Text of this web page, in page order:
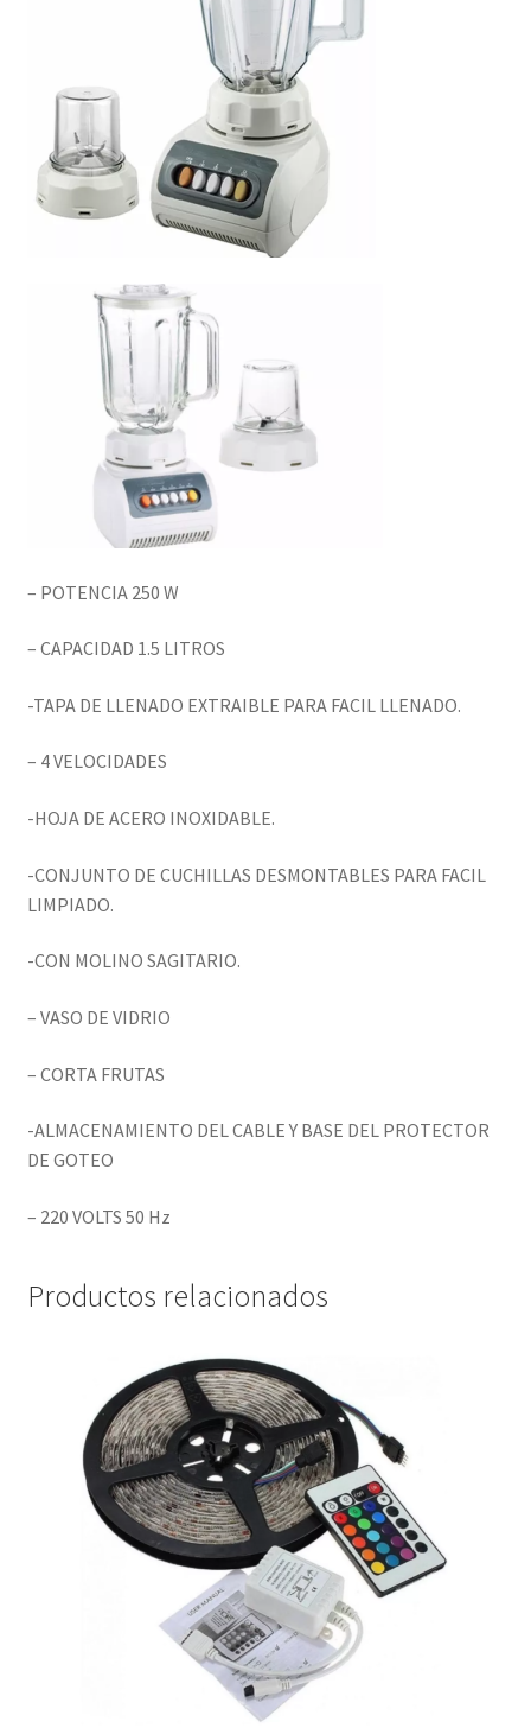
– POTENCIA 250 W
– CAPACIDAD 1.5 LITROS
-TAPA DE LLENADO EXTRAIBLE PARA FACIL LLENADO.
– 4 VELOCIDADES
-HOJA DE ACERO INOXIDABLE.
-CONJUNTO DE CUCHILLAS DESMONTABLES PARA FACIL
LIMPIADO.
-CON MOLINO SAGITARIO.
– VASO DE VIDRIO
– CORTA FRUTAS
-ALMACENAMIENTO DEL CABLE Y BASE DEL PROTECTOR
DE GOTEO
– 220 VOLTS 50 Hz
Productos relacionados